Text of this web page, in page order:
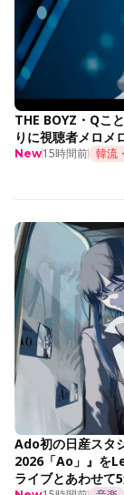
THE BOYZ・Qこ
りに視聴者メロメ
New15時間前 韓流
Ado初の日産スタ
2026「Ao」』を
ライブとあわせて